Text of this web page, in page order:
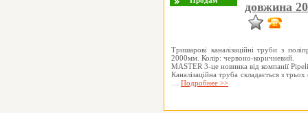
довжина
Тришарові каналізаційні труби з
2000мм. Колір: червоно-коричневий.
MASTER 3-це новинка від компанії
Каналізаційна труба складається з
Подробнее >>